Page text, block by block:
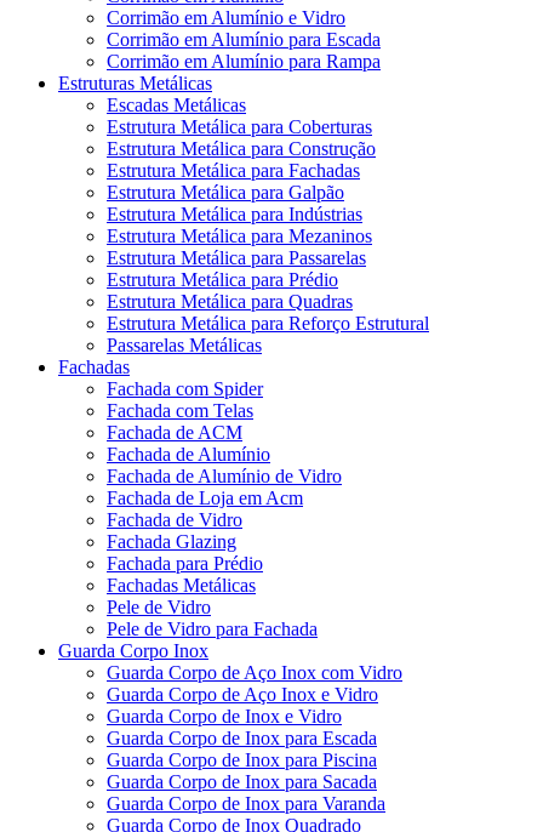
Corrimão em Alumínio e Vidro
Corrimão em Alumínio para Escada
Corrimão em Alumínio para Rampa
Estruturas Metálicas
Escadas Metálicas
Estrutura Metálica para Coberturas
Estrutura Metálica para Construção
Estrutura Metálica para Fachadas
Estrutura Metálica para Galpão
Estrutura Metálica para Indústrias
Estrutura Metálica para Mezaninos
Estrutura Metálica para Passarelas
Estrutura Metálica para Prédio
Estrutura Metálica para Quadras
Estrutura Metálica para Reforço Estrutural
Passarelas Metálicas
Fachadas
Fachada com Spider
Fachada com Telas
Fachada de ACM
Fachada de Alumínio
Fachada de Alumínio de Vidro
Fachada de Loja em Acm
Fachada de Vidro
Fachada Glazing
Fachada para Prédio
Fachadas Metálicas
Pele de Vidro
Pele de Vidro para Fachada
Guarda Corpo Inox
Guarda Corpo de Aço Inox com Vidro
Guarda Corpo de Aço Inox e Vidro
Guarda Corpo de Inox e Vidro
Guarda Corpo de Inox para Escada
Guarda Corpo de Inox para Piscina
Guarda Corpo de Inox para Sacada
Guarda Corpo de Inox para Varanda
Guarda Corpo de Inox Quadrado